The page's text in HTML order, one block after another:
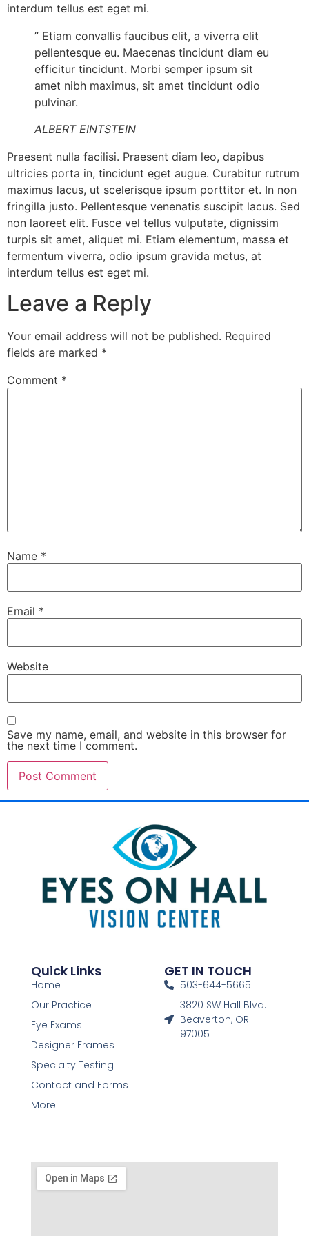
interdum tellus est eget mi.
” Etiam convallis faucibus elit, a viverra elit
pellentesque eu. Maecenas tincidunt diam eu
efficitur tincidunt. Morbi semper ipsum sit
amet nibh maximus, sit amet tincidunt odio
pulvinar.
ALBERT EINTSTEIN
Praesent nulla facilisi. Praesent diam leo, dapibus
ultricies porta in, tincidunt eget augue. Curabitur rutrum
maximus lacus, ut scelerisque ipsum porttitor et. In non
fringilla justo. Pellentesque venenatis suscipit lacus. Sed
non laoreet elit. Fusce vel tellus vulputate, dignissim
turpis sit amet, aliquet mi. Etiam elementum, massa et
fermentum viverra, odio ipsum gravida metus, at
interdum tellus est eget mi.
Leave a Reply
Your email address will not be published. Required
fields are marked *
Comment *
Name *
Email *
Website
Save my name, email, and website in this browser for
the next time I comment.
Quick Links
Home
Our Practice
Eye Exams
Designer Frames
Specialty Testing
Contact and Forms
More
GET IN TOUCH
503-644-5665
3820 SW Hall Blvd.
Beaverton, OR
97005